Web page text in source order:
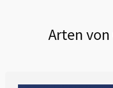
Arten von